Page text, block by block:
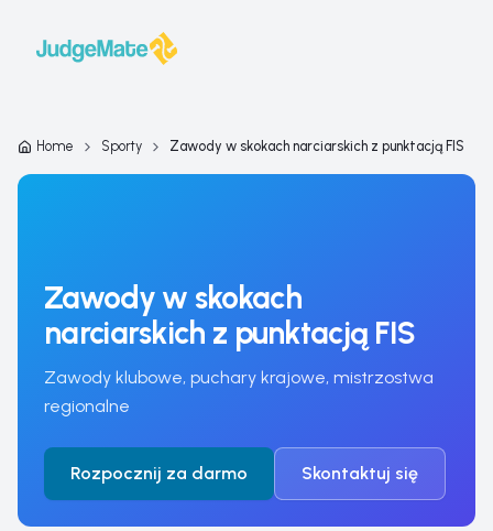
Home Sporty Zawody w skokach narciarskich z punktacją FIS
Zawody w skokach
narciarskich z punktacją FIS
Zawody klubowe, puchary krajowe, mistrzostwa
regionalne
Rozpocznij za darmo Skontaktuj się